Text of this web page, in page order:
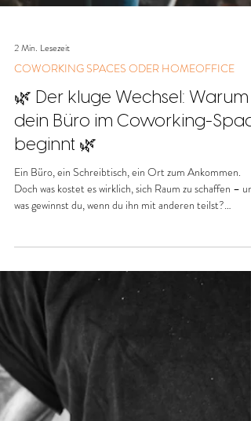
2 Min. Lesezeit
COWORKING SPACES ODER HOMEOFFICE
beginnt 🌿
Ein Büro, ein Schreibtisch, ein Ort zum Ankommen.
Doch was kostet es wirklich, sich Raum zu schaffen – und
was gewinnst du, wenn du ihn mit anderen teilst?
Willkommen bei unserem Vergleich: zwischen grauem
Mietvertrag und gelebter Gemeinschaft. Zwischen
Quadratmeter und fließender Freiheit. Zwischen
herkömmlichem Büro und VISION Uelsen.